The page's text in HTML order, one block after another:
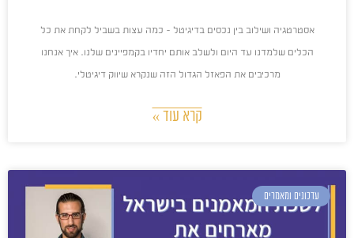
אסטרטגיה ושילוב בין נכסים בדיגיטל – כמה עצות בשביל לקחת את כל
הכלים שלמדנו עד היום ולשלב אותם יחדיו בקמפיינים שלנו. איך אנחנו
מרכיבים את הפאזל הגדול הזה שנקרא שיווק דיגיטלי.
קרא עוד »
עדכונים ומאמרים